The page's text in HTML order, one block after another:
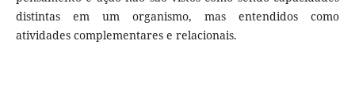
distintas em um organismo, mas entendidos como
atividades complementares e relacionais.